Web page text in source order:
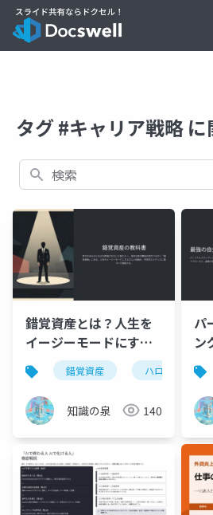
タグ #キャリア戦略
検索
錯覚資産とは？人生を
イージーモードにする
「勘違いさせる力」完
全ガイド
錯覚資産 ハロー効果
知識の泉 140
パ
ン
基
全